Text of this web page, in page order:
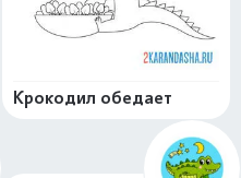
Крокодил обедает